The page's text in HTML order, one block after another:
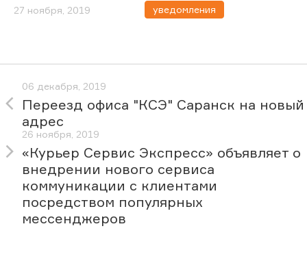
27 ноября, 2019 уведомления
06 декабря, 2019
Переезд офиса "КСЭ" Саранск на новый
адрес
26 ноября, 2019
«Курьер Сервис Экспресс» объявляет о
внедрении нового сервиса
коммуникации с клиентами
посредством популярных
мессенджеров